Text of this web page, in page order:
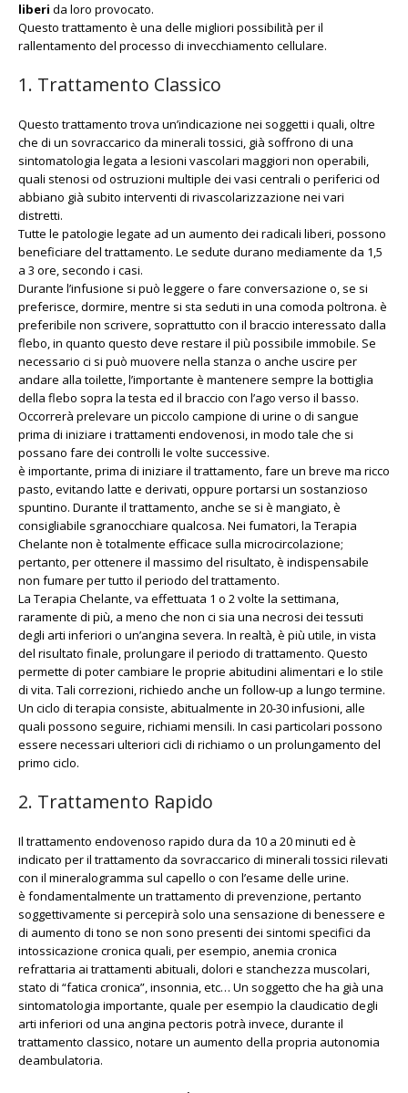
liberi da loro provocato.
Questo trattamento è una delle migliori possibilità per il
rallentamento del processo di invecchiamento cellulare.
1. Trattamento Classico
Questo trattamento trova un’indicazione nei soggetti i quali, oltre
che di un sovraccarico da minerali tossici, già soffrono di una
sintomatologia legata a lesioni vascolari maggiori non operabili,
quali stenosi od ostruzioni multiple dei vasi centrali o periferici od
abbiano già subito interventi di rivascolarizzazione nei vari
distretti.
Tutte le patologie legate ad un aumento dei radicali liberi, possono
beneficiare del trattamento. Le sedute durano mediamente da 1,5
a 3 ore, secondo i casi.
Durante l’infusione si può leggere o fare conversazione o, se si
preferisce, dormire, mentre si sta seduti in una comoda poltrona. è
preferibile non scrivere, soprattutto con il braccio interessato dalla
flebo, in quanto questo deve restare il più possibile immobile. Se
necessario ci si può muovere nella stanza o anche uscire per
andare alla toilette, l’importante è mantenere sempre la bottiglia
della flebo sopra la testa ed il braccio con l’ago verso il basso.
Occorrerà prelevare un piccolo campione di urine o di sangue
prima di iniziare i trattamenti endovenosi, in modo tale che si
possano fare dei controlli le volte successive.
è importante, prima di iniziare il trattamento, fare un breve ma ricco
pasto, evitando latte e derivati, oppure portarsi un sostanzioso
spuntino. Durante il trattamento, anche se si è mangiato, è
consigliabile sgranocchiare qualcosa. Nei fumatori, la Terapia
Chelante non è totalmente efficace sulla microcircolazione;
pertanto, per ottenere il massimo del risultato, è indispensabile
non fumare per tutto il periodo del trattamento.
La Terapia Chelante, va effettuata 1 o 2 volte la settimana,
raramente di più, a meno che non ci sia una necrosi dei tessuti
degli arti inferiori o un’angina severa. In realtà, è più utile, in vista
del risultato finale, prolungare il periodo di trattamento. Questo
permette di poter cambiare le proprie abitudini alimentari e lo stile
di vita. Tali correzioni, richiedo anche un follow-up a lungo termine.
Un ciclo di terapia consiste, abitualmente in 20-30 infusioni, alle
quali possono seguire, richiami mensili. In casi particolari possono
essere necessari ulteriori cicli di richiamo o un prolungamento del
primo ciclo.
2. Trattamento Rapido
Il trattamento endovenoso rapido dura da 10 a 20 minuti ed è
indicato per il trattamento da sovraccarico di minerali tossici rilevati
con il mineralogramma sul capello o con l’esame delle urine.
è fondamentalmente un trattamento di prevenzione, pertanto
soggettivamente si percepirà solo una sensazione di benessere e
di aumento di tono se non sono presenti dei sintomi specifici da
intossicazione cronica quali, per esempio, anemia cronica
refrattaria ai trattamenti abituali, dolori e stanchezza muscolari,
stato di “fatica cronica”, insonnia, etc… Un soggetto che ha già una
sintomatologia importante, quale per esempio la claudicatio degli
arti inferiori od una angina pectoris potrà invece, durante il
trattamento classico, notare un aumento della propria autonomia
deambulatoria.